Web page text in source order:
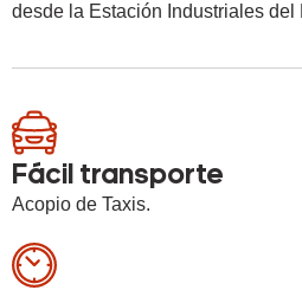
desde la Estación Industriales del
Fácil transporte
Acopio de Taxis.